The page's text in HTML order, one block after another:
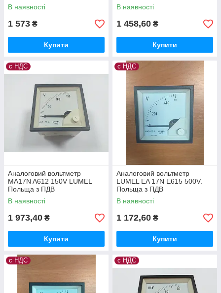
В наявності
1 573 ₴
Купити
В наявності
1 458,60 ₴
Купити
с НДС
Аналоговий вольтметр
MA17N A612 150V LUMEL
Польща з ПДВ
В наявності
1 973,40 ₴
Купити
с НДС
Аналоговий вольтметр
LUMEL EA 17N E615 500V.
Польща з ПДВ
В наявності
1 172,60 ₴
Купити
с НДС с НДС